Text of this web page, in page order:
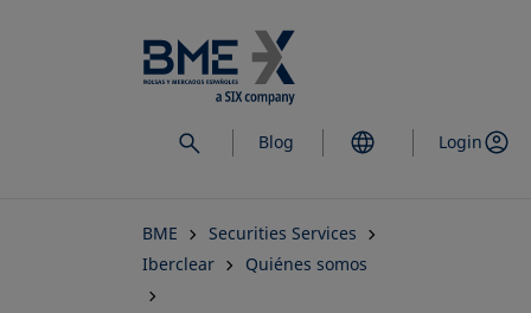
al
contenido
principal
Blog Login
BME
Securities Services
Iberclear
Quiénes somos